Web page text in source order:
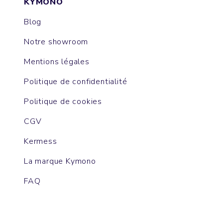
Blog
Notre showroom
Mentions légales
Politique de confidentialité
Politique de cookies
CGV
Kermess
La marque Kymono
FAQ